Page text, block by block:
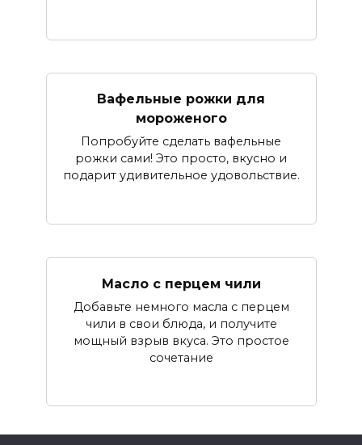
Вафельные рожки для
мороженого
Попробуйте сделать вафельные
рожки сами! Это просто, вкусно и
подарит удивительное удовольствие.
Масло с перцем чили
Добавьте немного масла с перцем
чили в свои блюда, и получите
мощный взрыв вкуса. Это простое
сочетание